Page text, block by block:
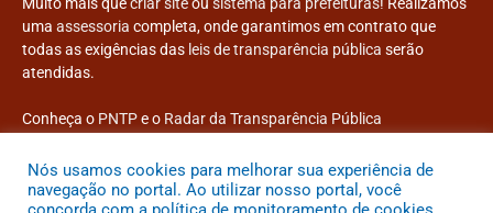
Muito mais quecriar siteou sistema para prefeituras! Realizamos
uma assessoria completa, onde garantimos em contrato que
todas as exigências das leis de transparência pública serão
atendidas.
Conheça o PNTPe o Radar da Transparência Pública
Nós usamos cookies para melhorar sua experiência de
navegação no portal. Ao utilizar nosso portal, você